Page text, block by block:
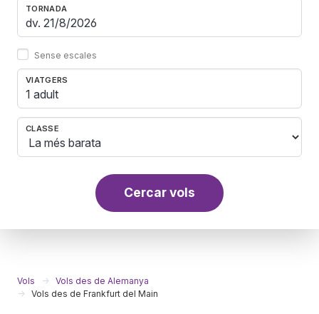
TORNADA
Sense escales
VIATGERS
1 adult
CLASSE
Cercar vols
Vols
Vols des de Alemanya
Vols des de Frankfurt del Main